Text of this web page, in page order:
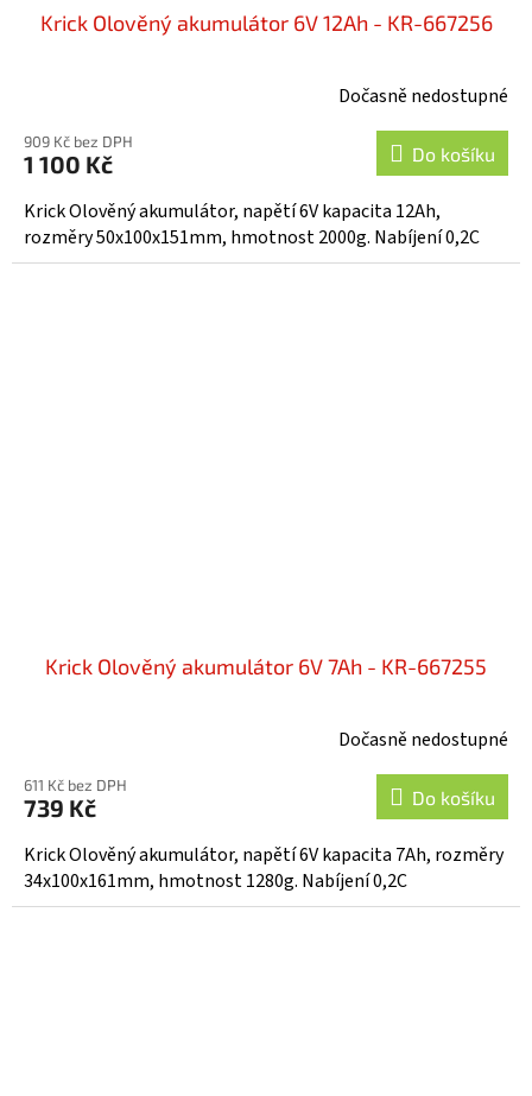
Krick Olověný akumulátor 6V 12Ah - KR-667256
Dočasně nedostupné
909 Kč bez DPH
1 100 Kč Do košíku
Krick Olověný akumulátor, napětí 6V kapacita 12Ah,
rozměry 50x100x151mm, hmotnost 2000g. Nabíjení 0,2C
Krick Olověný akumulátor 6V 7Ah - KR-667255
Dočasně nedostupné
611 Kč bez DPH
739 Kč Do košíku
Krick Olověný akumulátor, napětí 6V kapacita 7Ah, rozměry
34x100x161mm, hmotnost 1280g. Nabíjení 0,2C